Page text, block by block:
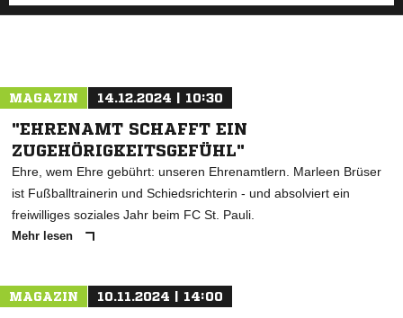
MAGAZIN 14.12.2024 | 10:30
"EHRENAMT SCHAFFT EIN
ZUGEHÖRIGKEITSGEFÜHL"
Ehre, wem Ehre gebührt: unseren Ehrenamtlern. Marleen Brüser
ist Fußballtrainerin und Schiedsrichterin - und absolviert ein
freiwilliges soziales Jahr beim FC St. Pauli.
Mehr lesen
MAGAZIN 10.11.2024 | 14:00